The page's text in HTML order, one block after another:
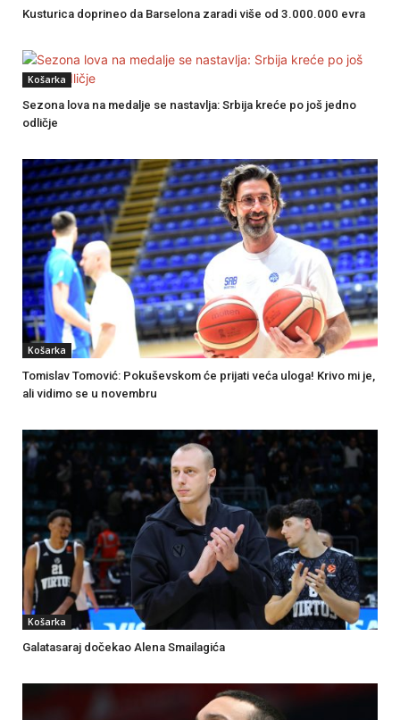
Kusturica doprineo da Barselona zaradi više od 3.000.000 evra
Košarka
Sezona lova na medalje se nastavlja: Srbija kreće po još jedno
odličje
Košarka
Tomislav Tomović: Pokuševskom će prijati veća uloga! Krivo mi je,
ali vidimo se u novembru
Košarka
Galatasaraj dočekao Alena Smailagića